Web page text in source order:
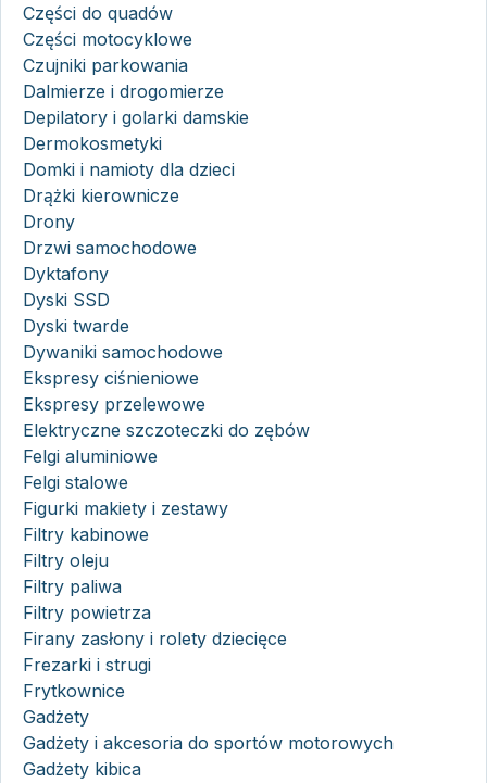
Części do quadów
Części motocyklowe
Czujniki parkowania
Dalmierze i drogomierze
Depilatory i golarki damskie
Dermokosmetyki
Domki i namioty dla dzieci
Drążki kierownicze
Drony
Drzwi samochodowe
Dyktafony
Dyski SSD
Dyski twarde
Dywaniki samochodowe
Ekspresy ciśnieniowe
Ekspresy przelewowe
Elektryczne szczoteczki do zębów
Felgi aluminiowe
Felgi stalowe
Figurki makiety i zestawy
Filtry kabinowe
Filtry oleju
Filtry paliwa
Filtry powietrza
Firany zasłony i rolety dziecięce
Frezarki i strugi
Frytkownice
Gadżety
Gadżety i akcesoria do sportów motorowych
Gadżety kibica